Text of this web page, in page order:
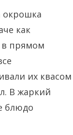
окрошка
как
в прямом
их квасом
В жаркий
блюдо